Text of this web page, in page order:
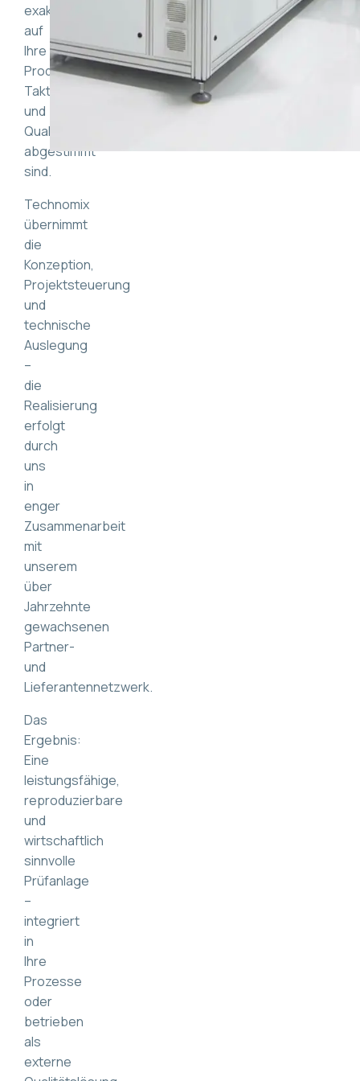
exakt
auf
Ihre
Produkte,
Taktzeiten
und
Qualitätsanforderungen
abgestimmt
sind.
Technomix
übernimmt
die
Konzeption,
Projektsteuerung
und
technische
Auslegung
–
die
Realisierung
erfolgt
durch
uns
in
enger
Zusammenarbeit
mit
unserem
über
Jahrzehnte
gewachsenen
Partner-
und
Lieferantennetzwerk.
Das
Ergebnis:
Eine
leistungsfähige,
reproduzierbare
und
wirtschaftlich
sinnvolle
Prüfanlage
–
integriert
in
Ihre
Prozesse
oder
betrieben
als
externe